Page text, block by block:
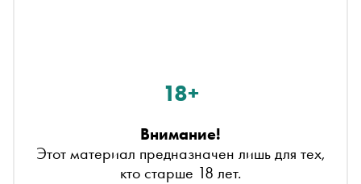
18+
Внимание!
Этот материал предназначен лишь для тех,
кто старше 18 лет.